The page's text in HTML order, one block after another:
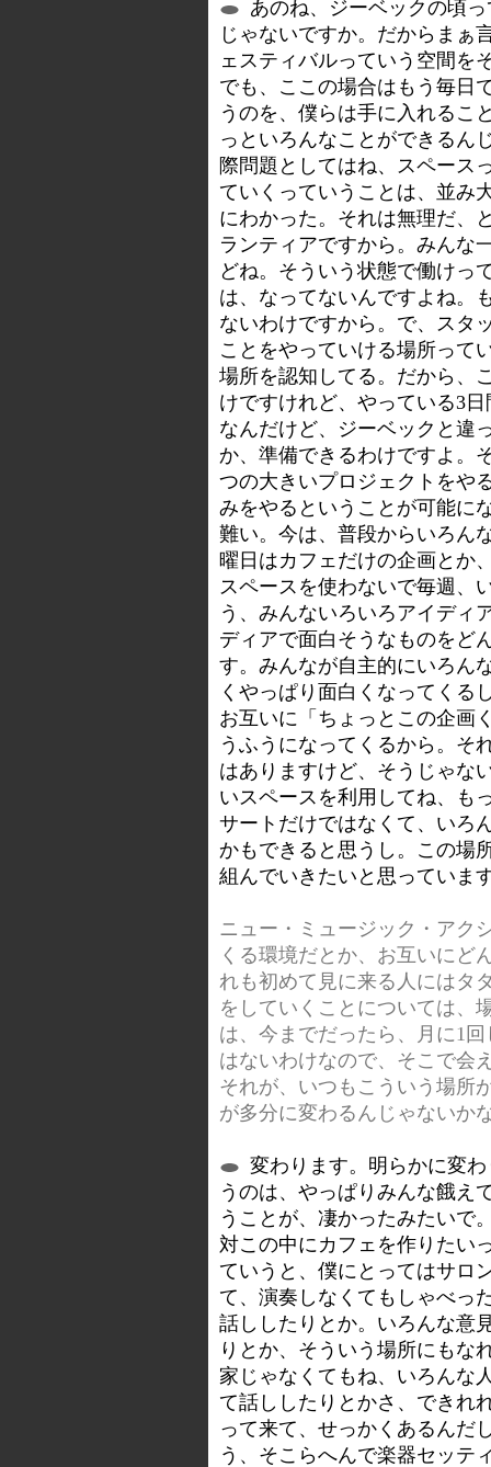
あのね、ジーベックの頃
じゃないですか。だからまぁ
ェスティバルっていう空間を
でも、ここの場合はもう毎日
うのを、僕らは手に入れるこ
っといろんなことができるん
際問題としてはね、スペース
ていくっていうことは、並み
にわかった。それは無理だ、
ランティアですから。みんな
どね。そういう状態で働けっ
は、なってないんですよね。
ないわけですから。で、スタ
ことをやっていける場所って
場所を認知してる。だから、
けですけれど、やっている3
なんだけど、ジーベックと違
か、準備できるわけですよ。
つの大きいプロジェクトをや
みをやるということが可能に
難い。今は、普段からいろん
曜日はカフェだけの企画とか
スペースを使わないで毎週、
う、みんないろいろアイディ
ディアで面白そうなものをど
す。みんなが自主的にいろん
くやっぱり面白くなってくる
お互いに「ちょっとこの企画
うふうになってくるから。そ
はありますけど、そうじゃな
いスペースを利用してね、も
サートだけではなくて、いろ
かもできると思うし。この場
組んでいきたいと思っていま
ニュー・ミュージック・アク
くる環境だとか、お互いにど
れも初めて見に来る人にはタ
をしていくことについては、
は、今までだったら、月に1
はないわけなので、そこで会
それが、いつもこういう場所
が多分に変わるんじゃないか
変わります。明らかに変
うのは、やっぱりみんな餓え
うことが、凄かったみたいで
対この中にカフェを作りたい
ていうと、僕にとってはサロ
て、演奏しなくてもしゃべっ
話ししたりとか。いろんな意
りとか、そういう場所にもな
家じゃなくてもね、いろんな
て話ししたりとかさ、できれ
って来て、せっかくあるんだ
う、そこらへんで楽器セッテ